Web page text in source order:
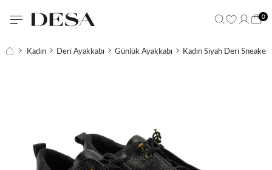
0
Kadın Deri Ayakkabı Günlük Ayakkabı Kadın Siyah Deri Sneaker